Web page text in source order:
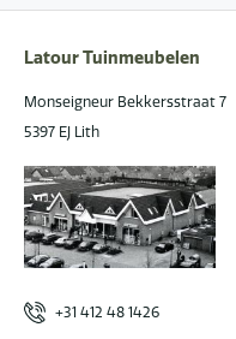
Latour Tuinmeubelen
Monseigneur Bekkersstraat 7
5397 EJ Lith
+31 412 48 1426